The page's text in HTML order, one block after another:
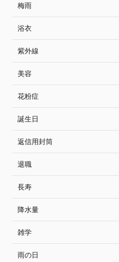
梅雨
浴衣
紫外線
美容
花粉症
誕生日
返信用封筒
退職
長寿
降水量
雑学
雨の日